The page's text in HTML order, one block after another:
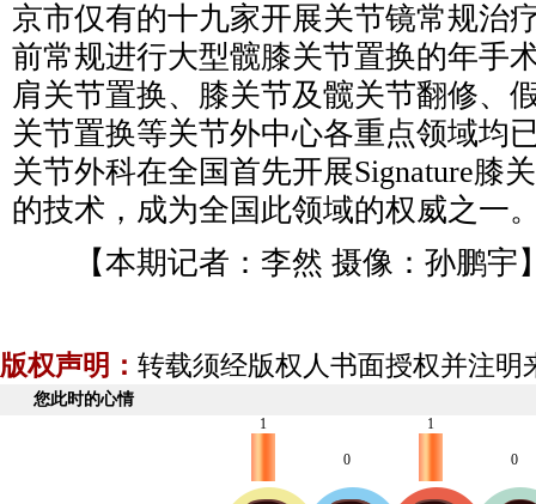
京市仅有的十九家开展关节镜常规治
前常规进行大型髋膝关节置换的年手
肩关节置换、膝关节及髋关节翻修、
关节置换等关节外中心各重点领域均
关节外科在全国首先开展Signature膝
的技术，成为全国此领域的权威之一
【本期记者：李然 摄像：孙鹏宇
版权声明： 转载须经版权人书面授权并注明
您此时的心情
1
0
1
0